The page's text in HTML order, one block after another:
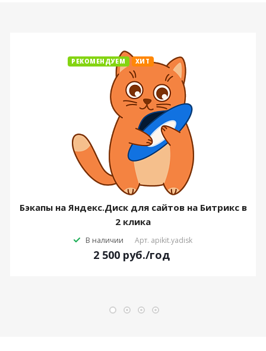
РЕКОМЕНДУЕМ ХИТ
Бэкапы на Яндекс.Диск для сайтов на Битрикс в
2 клика
В наличии Арт. apikit.yadisk
2 500 руб./год